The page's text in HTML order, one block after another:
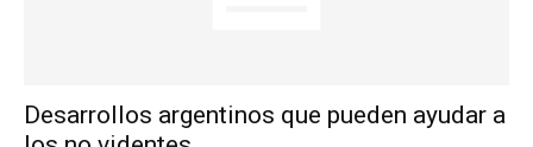
Desarrollos argentinos que pueden ayudar a